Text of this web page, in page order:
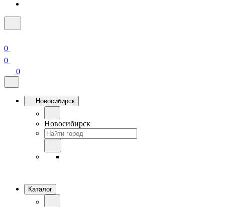
0
0
0
Новосибирск
Новосибирск
Каталог